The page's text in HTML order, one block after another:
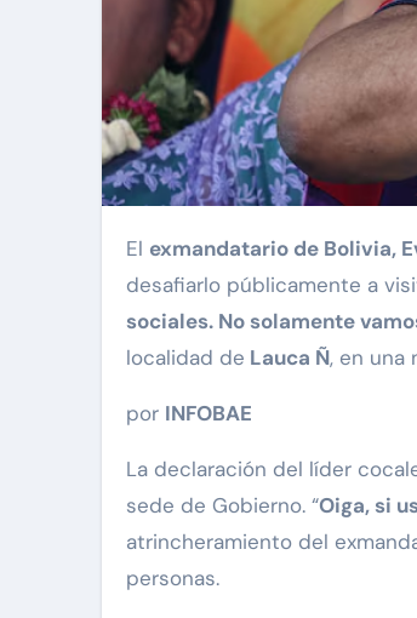
El exmandatario de Bolivia,
desafiarlo públicamente a
sociales. No solamente
localidad de Lauca Ñ, en una
por INFOBAE
La declaración del líder
sede de Gobierno. “Oiga, si
atrincheramiento del
personas.